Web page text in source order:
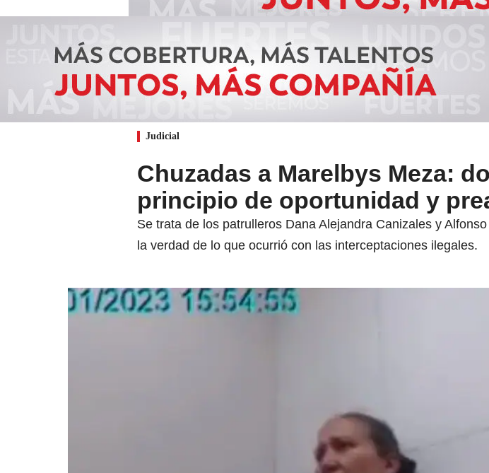
Judicial
Chuzadas a Marelbys Meza:
principio de oportunidad y
Se trata de los patrulleros Dana Alejandra Canizales y
la verdad de lo que ocurrió con las interceptaciones ilegales.